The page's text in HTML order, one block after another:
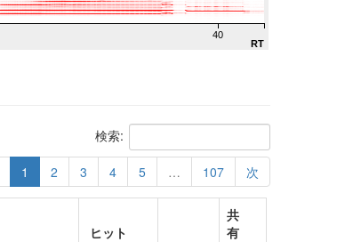
40
RT
検索:
1 2 3 4 5 … 107 次
ヒット
共
有